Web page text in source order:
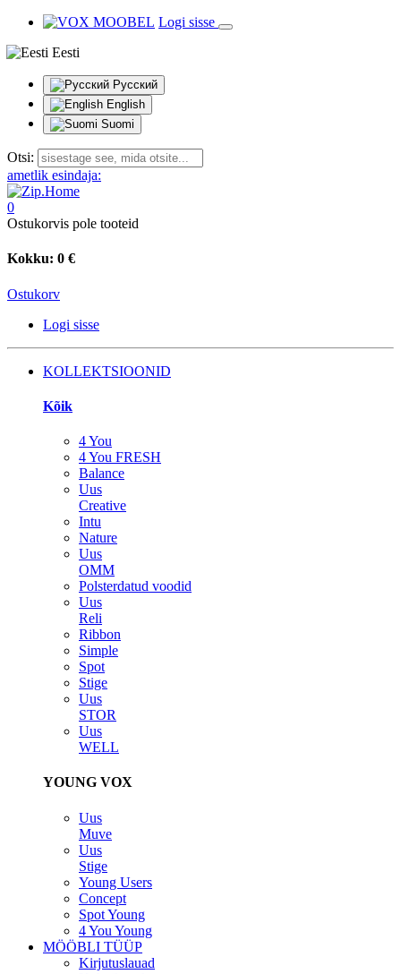
Logi sisse
Eesti
Русский
English
Suomi
Otsi:
ametlik esindaja:
0
Ostukorvis pole tooteid
Kokku: 0 €
Ostukorv
Logi sisse
KOLLEKTSIOONID
Kõik
4 You
4 You FRESH
Balance
Uus
Creative
Intu
Nature
Uus
OMM
Polsterdatud voodid
Uus
Reli
Ribbon
Simple
Spot
Stige
Uus
STOR
Uus
WELL
YOUNG VOX
Uus
Muve
Uus
Stige
Young Users
Concept
Spot Young
4 You Young
MÖÖBLI TÜÜP
Kirjutuslauad